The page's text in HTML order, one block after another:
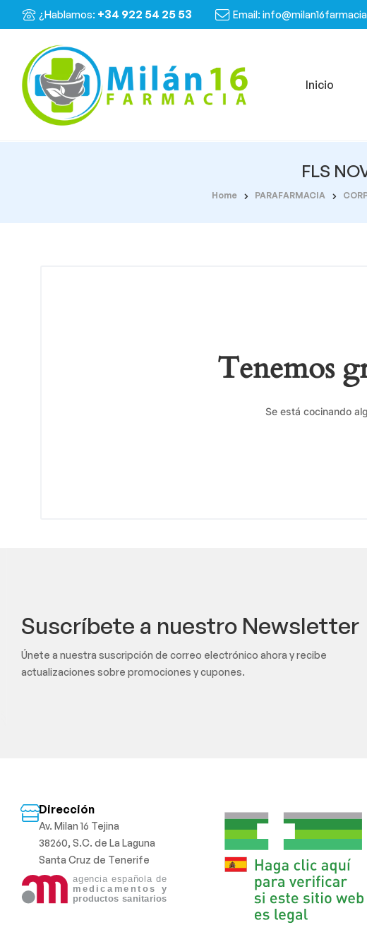
¿Hablamos: +34 922 54 25 53 Email:
Inicio
FLS
Home PARAFARMACIA
Tenemos
Se está cocinando
Suscríbete a nuestro Newsletter
Únete a nuestra suscripción de correo electrónico ahora y recibe
actualizaciones sobre promociones y cupones.
Dirección
Av. Milan 16 Tejina
38260, S.C. de La Laguna
Santa Cruz de Tenerife